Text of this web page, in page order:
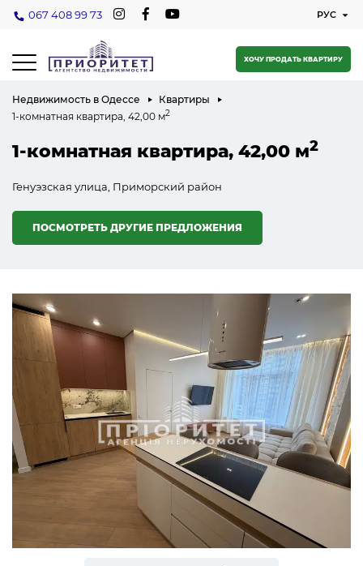
067 408 99 73
ХОЧУ ПРОДАТЬ КВАРТИРУ
Недвижимость в Одессе
Квартиры
1-комнатная квартира, 42,00 м2
1-комнатная квартира, 42,00 м2
Генуэзская улица, Приморский район
ПОСМОТРЕТЬ ДРУГИЕ ПРЕДЛОЖЕНИЯ